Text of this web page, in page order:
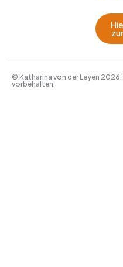
© Katharina von der Leyen 2026.
vorbehalten.